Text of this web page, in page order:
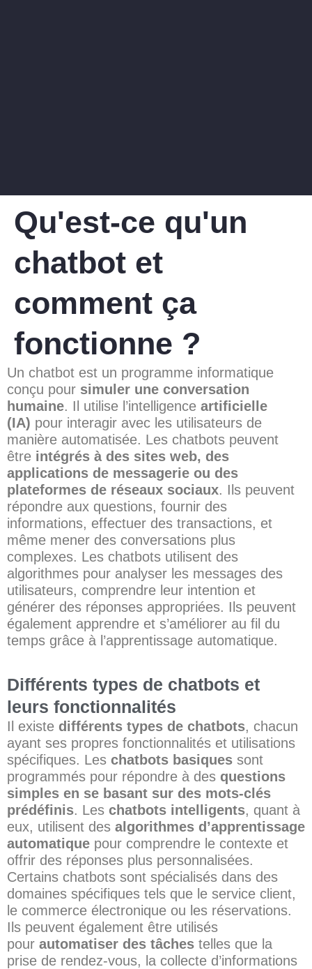
Qu'est-ce qu'un
chatbot et
comment ça
fonctionne ?
Un chatbot est un programme informatique
conçu pour simuler une conversation
humaine. Il utilise l’intelligence artificielle
(IA) pour interagir avec les utilisateurs de
manière automatisée. Les chatbots peuvent
être intégrés à des sites web, des
applications de messagerie ou des
plateformes de réseaux sociaux. Ils peuvent
répondre aux questions, fournir des
informations, effectuer des transactions, et
même mener des conversations plus
complexes. Les chatbots utilisent des
algorithmes pour analyser les messages des
utilisateurs, comprendre leur intention et
générer des réponses appropriées. Ils peuvent
également apprendre et s’améliorer au fil du
temps grâce à l’apprentissage automatique.
Différents types de chatbots et
leurs fonctionnalités
Il existe différents types de chatbots, chacun
ayant ses propres fonctionnalités et utilisations
spécifiques. Les chatbots basiques sont
programmés pour répondre à des questions
simples en se basant sur des mots-clés
prédéfinis. Les chatbots intelligents, quant à
eux, utilisent des algorithmes d’apprentissage
automatique pour comprendre le contexte et
offrir des réponses plus personnalisées.
Certains chatbots sont spécialisés dans des
domaines spécifiques tels que le service client,
le commerce électronique ou les réservations.
Ils peuvent également être utilisés
pour automatiser des tâches telles que la
prise de rendez-vous, la collecte d’informations